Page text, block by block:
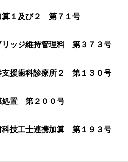
算１及び２ 第７１号
リッジ維持管理料 第３７３号
支援歯科診療所２ 第１３０号
処置 第２００号
科技工士連携加算 第１９３号